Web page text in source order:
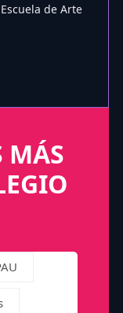
Escuela de Arte
MÁS